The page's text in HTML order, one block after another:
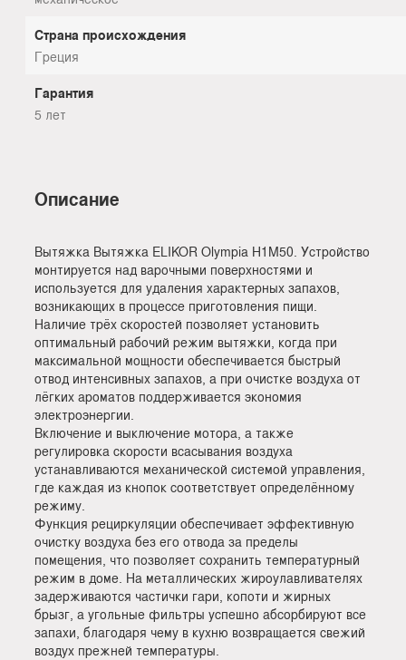
Страна происхождения
Греция
Гарантия
5 лет
Описание
Вытяжка Вытяжка ELIKOR Olympia Н1М50. Устройство
монтируется над варочными поверхностями и
используется для удаления характерных запахов,
возникающих в процессе приготовления пищи.
Наличие трёх скоростей позволяет установить
оптимальный рабочий режим вытяжки, когда при
максимальной мощности обеспечивается быстрый
отвод интенсивных запахов, а при очистке воздуха от
лёгких ароматов поддерживается экономия
электроэнергии.
Включение и выключение мотора, а также
регулировка скорости всасывания воздуха
устанавливаются механической системой управления,
где каждая из кнопок соответствует определённому
режиму.
Функция рециркуляции обеспечивает эффективную
очистку воздуха без его отвода за пределы
помещения, что позволяет сохранить температурный
режим в доме. На металлических жироулавливателях
задерживаются частички гари, копоти и жирных
брызг, а угольные фильтры успешно абсорбируют все
запахи, благодаря чему в кухню возвращается свежий
воздух прежней температуры.